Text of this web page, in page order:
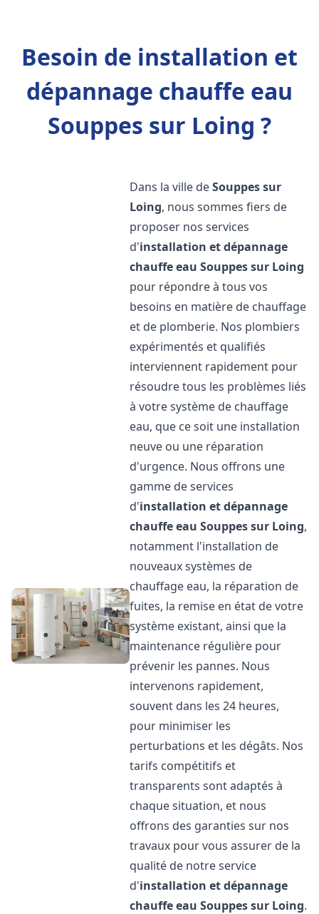
Besoin de installation et
dépannage chauffe eau
Souppes sur Loing ?
Dans la ville deSouppes sur
Loing, nous sommes fiers de
proposer nos services
d'installation et dépannage
chauffe eau Souppes sur Loing
pour répondre à tous vos
besoins en matière de chauffage
et de plomberie. Nos plombiers
expérimentés et qualifiés
interviennent rapidement pour
résoudre tous les problèmes liés
à votre système de chauffage
eau, que ce soit une installation
neuve ou une réparation
d'urgence. Nous offrons une
gamme de services
d'installation et dépannage
chauffe eau Souppes sur Loing,
notamment l'installation de
nouveaux systèmes de
chauffage eau, la réparation de
fuites, la remise en état de votre
système existant, ainsi que la
maintenance régulière pour
prévenir les pannes. Nous
intervenons rapidement,
souvent dans les 24 heures,
pour minimiser les
perturbations et les dégâts. Nos
tarifs compétitifs et
transparents sont adaptés à
chaque situation, et nous
offrons des garanties sur nos
travaux pour vous assurer de la
qualité de notre service
d'installation et dépannage
chauffe eau Souppes sur Loing.